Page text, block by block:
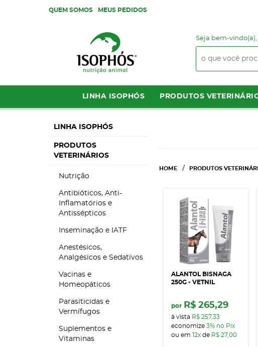
QUEM SOMOS MEUS PEDIDOS
Seja bem-vindo(a),
LINHA ISOPHÓS PRODUTOS
LINHA ISOPHÓS
PRODUTOS
VETERINÁRIOS
Nutrição
Antibióticos, Anti-
Inflamatórios e
Antissépticos
Inseminação e IATF
Anestésicos,
Analgésicos e Sedativos
Vacinas e
Homeopáticos
Parasiticidas e
Vermífugos
Suplementos e
Vitaminas
HOME PRODUTOS
ALANTOL BISNAGA
250G - VETNIL
por R$ 265,29
à vista R$ 257,33
economize3% no Pix
ou em
12x de R$ 27,00